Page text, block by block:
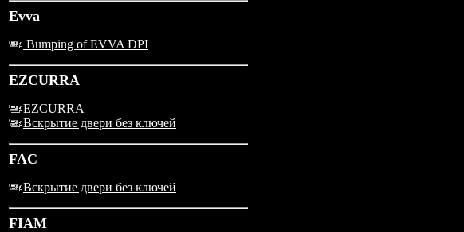
Evva
Bumping of EVVA DPI
EZCURRA
EZCURRA
Вскрытие двери без ключей
FAC
Вскрытие двери без ключей
FIAM